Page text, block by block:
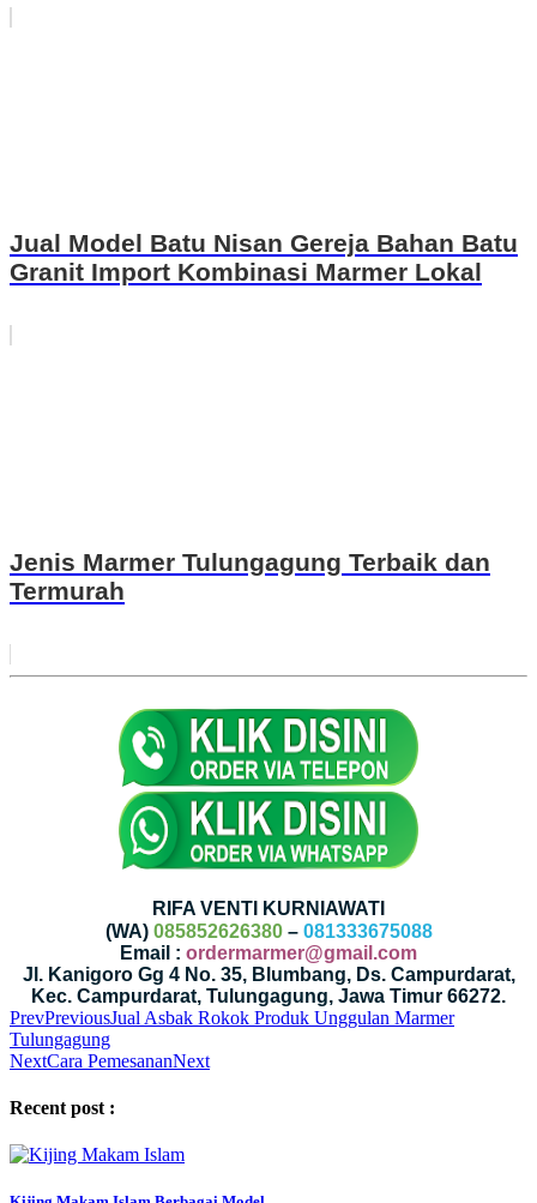
Jual Model Batu Nisan Gereja Bahan Batu
Granit Import Kombinasi Marmer Lokal
Jenis Marmer Tulungagung Terbaik dan
Termurah
RIFA VENTI KURNIAWATI
(WA) 085852626380– 081333675088
Email : ordermarmer@gmail.com
Jl. Kanigoro Gg 4 No. 35, Blumbang, Ds. Campurdarat,
Kec. Campurdarat, Tulungagung, Jawa Timur 66272.
PrevPreviousJual Asbak Rokok Produk Unggulan Marmer
Tulungagung
NextCara PemesananNext
Recent post :